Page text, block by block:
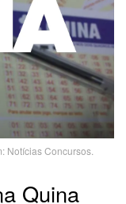
Notícias Concursos.
Quina